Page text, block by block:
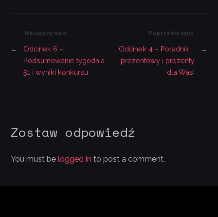
Poprzedni wpis
Odcinek 4 – Poradnik …
prezentowy i prezenty
dla Was!
→
Następny wpis
←
Odcinek 6 –
Podsumowanie tygodnia
51 i wyniki konkursu
Zostaw odpowiedź
You must belogged in to post a comment.